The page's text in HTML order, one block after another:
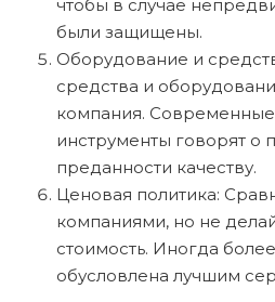
чтобы в случае
были защищены.
Оборудование и
средства и
компания.
инструменты говорят о
преданности качеству.
Ценовая политика:
компаниями, но не
стоимость. Иногда
обусловлена лучшим